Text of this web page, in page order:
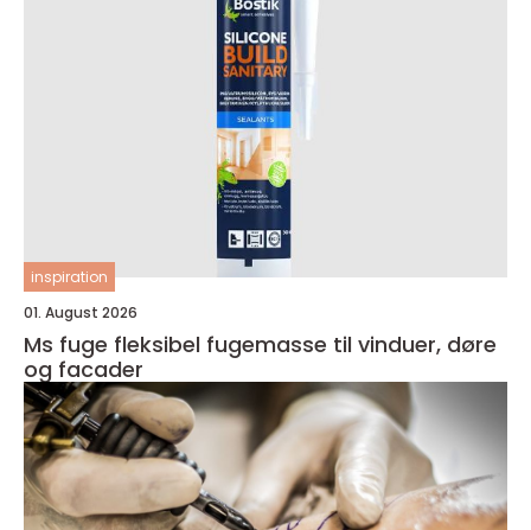
inspiration
01. August 2026
Ms fuge fleksibel fugemasse til vinduer, døre
og facader